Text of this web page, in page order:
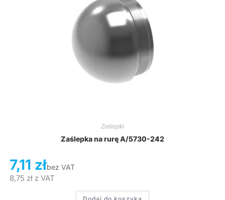
Zaślepki
Zaślepka na rurę A/5730-242
7,11 złbez VAT
8,75 złz VAT